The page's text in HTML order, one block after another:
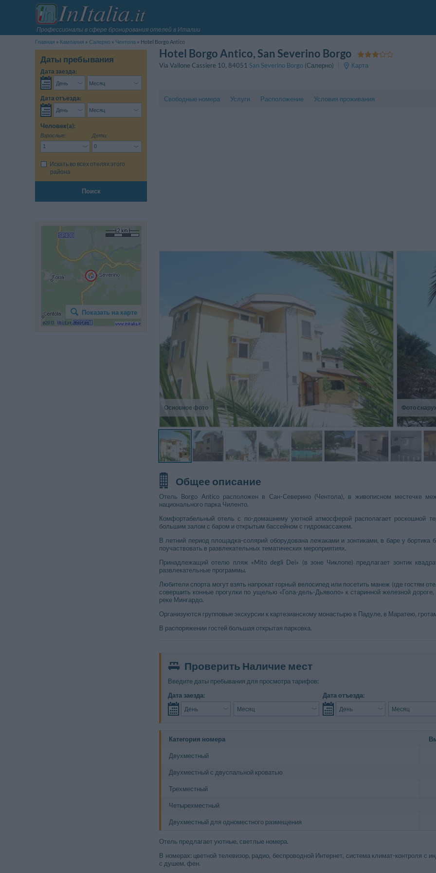
Профессионалы в сфере бронирования отелей в Италии
Главная
Кампания Салерно Чeнтола Hotel Borgo Antico
Даты пребывания
Дата заезда:
Дата отъезда:
Человек(a):
Взрослые: Дети:
Искать во всех отелях этого
района
Поиск
Hotel Borgo Antico, San Severino Borgo
Via Vallone Cassiere 10, 84051 San Severino Borgo (Салерно) Карта
Свободные номера Услуги Расположение Условия проживания
Основное фото Фото
Другие фото
Общее описание
Отель Borgo Antico расположен в Сан-Северино (Чентола), в живописном местечке
национального парка Чиленто.
Комфортабельный отель с по-домашнему уютной атмосферой располагает роскошной
большим залом с баром и открытым бассейном с гидромассажем.
В летний период площадка-солярий оборудована лежаками и зонтиками, в баре у бортика
поучаствовать в развлекательных тематических мероприятиях.
Принадлежащий отелю пляж «Mito degli Dei» (в зоне Чиклопе) предлагает зонтик
развлекательные программы.
Любители спорта могут взять напрокат горный велосипед или посетить манеж (где гостям
совершить конные прогулки по ущелью «Гола-дель-Дьяволо» к старинной железной
реке Мингардо.
Организуются групповые экскурсии к картезианскому монастырю в Падуле, в Маратею,
В распоряжении гостей большая открытая парковка.
Проверить Наличие мест
Введите даты пребывания для просмотра тарифов:
Дата заезда:
Дата отъезда:
Категория номера
Двухместный
Двухместный с двуспальной кроватью
Трехместный
Четырехместный
Двухместный для одноместного размещения
Отель предлагает уютные, светлые номера.
В номерах: цветной телевизор, радио, беспроводной Интернет, система климат-контроля
с душем, фен.
Показать на карте